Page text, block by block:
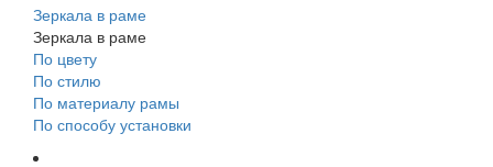
Зеркала в раме
Зеркала в раме
По цвету
По стилю
По материалу рамы
По способу установки